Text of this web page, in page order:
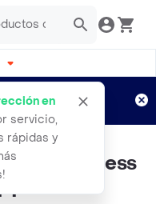
en
servicio,
rápidas y
Aplican TyC
Burpless